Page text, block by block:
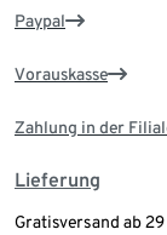
Paypal
Vorauskasse
Zahlung in der
Lieferung
Gratisversand ab